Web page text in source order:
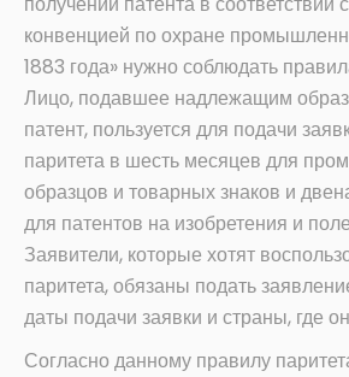
конвенцией по охране
1883 года» нужно соблюдать
Лицо, подавшее надлежащим
патент, пользуется для подачи
паритета в шесть месяцев для
образцов и товарных знаков и
для патентов на изобретения и
Заявители, которые хотят
паритета, обязаны подать
даты подачи заявки и страны, где
Согласно данному правилу